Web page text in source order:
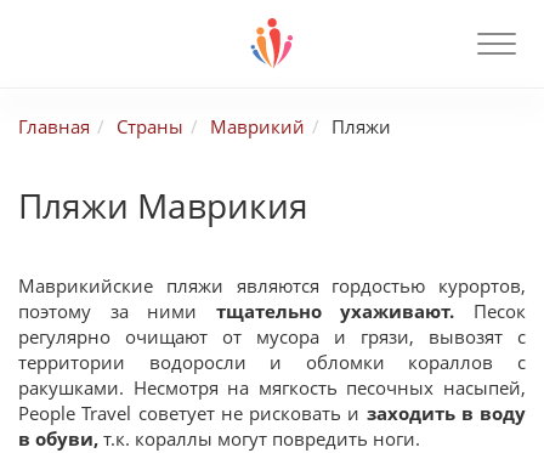
Главная Страны Маврикий Пляжи
Пляжи Маврикия
Маврикийские пляжи являются гордостью курортов,
поэтому за ними тщательно ухаживают. Песок
регулярно очищают от мусора и грязи, вывозят с
территории водоросли и обломки кораллов с
ракушками. Несмотря на мягкость песочных насыпей,
People Travel советует не рисковать и заходить в воду
в обуви, т.к. кораллы могут повредить ноги.